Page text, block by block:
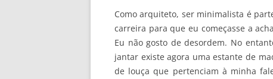
Como arquiteto, ser minimalista é
carreira para que eu começasse a
Eu não gosto de desordem. No
jantar existe agora uma estante de
de louça que pertenciam à minha